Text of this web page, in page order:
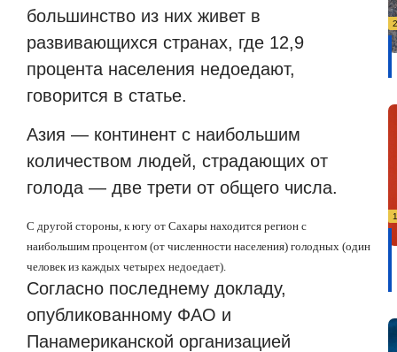
большинство из них живет в
развивающихся странах, где 12,9
процента населения недоедают,
говорится в статье.
Азия — континент с наибольшим
количеством людей, страдающих от
голода — две трети от общего числа.
С другой стороны, к югу от Сахары находится регион с
наибольшим процентом (от численности населения) голодных (один
человек из каждых четырех недоедает).
Согласно последнему докладу,
опубликованному ФАО и
Панамериканской организацией